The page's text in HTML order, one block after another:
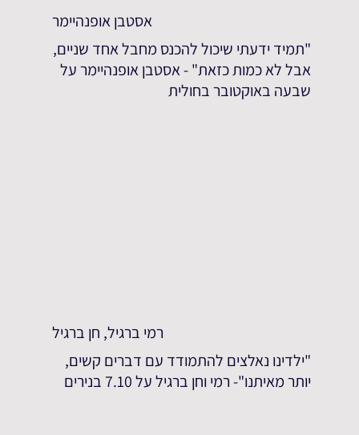
אסטבן אופנהיימר
"תמיד ידעתי שיכול להכנס מחבל אחד שניים,
אבל לא כמות כזאת" - אסטבן אופנהיימר על
שבעה באוקטובר בחולית
רמי ברגיל, חן ברגיל
"ילדינו נאלצים להתמודד עם דברים קשים,
יותר מאיתנו"- רמי וחן ברגיל על 7.10 בנירים